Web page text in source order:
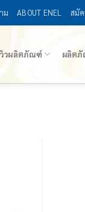
ม ABOUT ENEL สมัค
วผลิตภัณฑ์ ผลิต